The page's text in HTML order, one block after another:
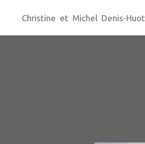
Christine et Michel Denis-Huot